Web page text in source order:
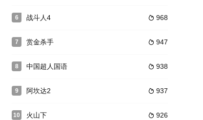
后，阿勇羽翼丰满，杀朱老大自立帮主，又设计将剂哥帮派斩尽杀
的过程中，从51区逃出的外星人混进入群之中，逐个杀死了51区旅
会的广泛争论，也不同程度改变了许多人的命运。直接领导精英部
狗》《三重威胁》和《意外杀手》之后第五次与导演杰西·约翰逊合
陆志廉收贿1,200万，陆无法辩解即时停职刘发现陆被诬陷，并跟一
证明时间旅行是可行的，并将全部的精力都投放到了时间机器的研
西（斯科特·阿金斯 Scott Adkins 饰）得到师傅的重托带着传说中
6  968
战斗人4
7  947
赏金杀手
8  938
中国超人国语
9  937
阿坎达2
10  926
火山下